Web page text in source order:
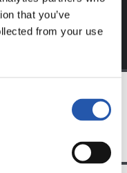
that you’ve
from your use